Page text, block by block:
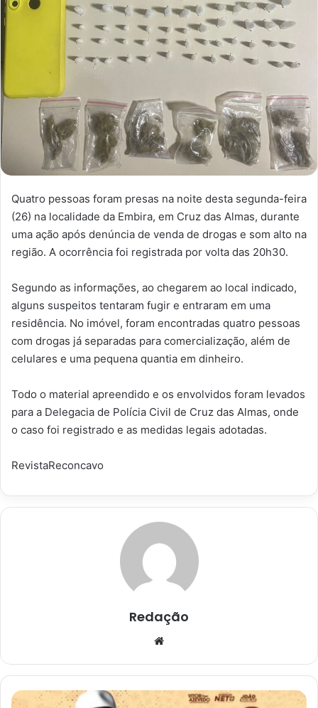
Quatro pessoas foram presas na noite desta segunda-feira
(26) na localidade da Embira, em Cruz das Almas, durante
uma ação após denúncia de venda de drogas e som alto na
região. A ocorrência foi registrada por volta das 20h30.
Segundo as informações, ao chegarem ao local indicado,
alguns suspeitos tentaram fugir e entraram em uma
residência. No imóvel, foram encontradas quatro pessoas
com drogas já separadas para comercialização, além de
celulares e uma pequena quantia em dinheiro.
Todo o material apreendido e os envolvidos foram levados
para a Delegacia de Polícia Civil de Cruz das Almas, onde
o caso foi registrado e as medidas legais adotadas.
RevistaReconcavo
Redação
ARRASTÃO